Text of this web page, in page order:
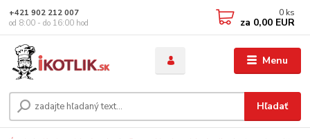
Menu
Hľadať
+421 902 212 007
od 8:00 - do 16:00 hod
0 ks
za 0,00 EUR